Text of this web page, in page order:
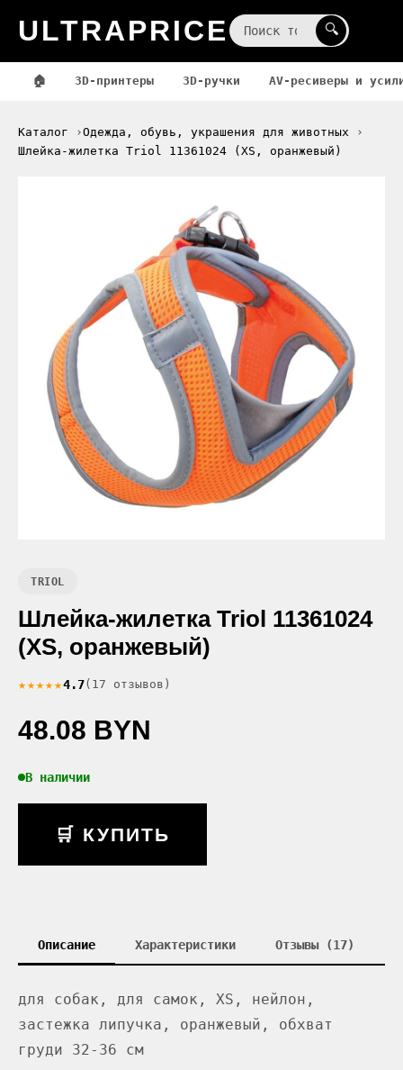
ULTRAPRICE 🔍
🏠 3D-принтеры 3D-ручки AV-ресиверы и
Каталог
Одежда, обувь, украшения для животных
Шлейка-жилетка Triol 11361024 (XS, оранжевый)
TRIOL
Шлейка-жилетка Triol 11361024
(XS, оранжевый)
★★★★★4.7(17 отзывов)
48.08 BYN
В наличии
🛒 КУПИТЬ
Описание Характеристики Отзывы (17)
для собак, для самок, XS, нейлон,
застежка липучка, оранжевый, обхват
груди 32-36 см